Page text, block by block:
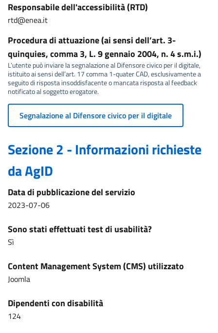
Responsabile dell'accessibilità (RTD)
rtd@enea.it
Procedura di attuazione (ai sensi dell’art. 3-
quinquies, comma 3, L. 9 gennaio 2004, n. 4 s.m.i.)
L’utente può inviare la segnalazione al Difensore civico per il digitale,
istituito ai sensi dell’art. 17 comma 1-quater CAD, esclusivamente a
seguito di risposta insoddisfacente o mancata risposta al feedback
notificato al soggetto erogatore.
Segnalazione al Difensore civico per il digitale
Sezione 2 - Informazioni richieste
da AgID
Data di pubblicazione del servizio
2023-07-06
Sono stati effettuati test di usabilità?
Sì
Content Management System (CMS) utilizzato
Joomla
Dipendenti con disabilità
124